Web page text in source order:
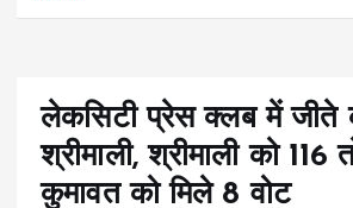
लेकसिटी प्रेस क्लब में जीते
श्रीमाली, श्रीमाली को 116
कुमावत को मिले 8 वोट